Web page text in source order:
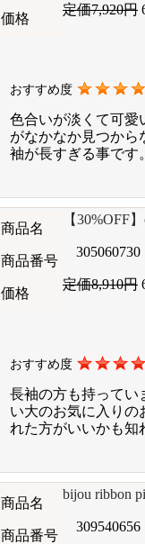
価格
定価7,920円
おすすめ度
色合いが淡くて可愛
がなかなか見つから
袖が長すぎる事です
商品名
【30%OFF
商品番号
305060730
価格
定価8,910円
おすすめ度
長袖の方も持ってい
い大のお気に入りの
れた方がいいかも知
商品名
bijou ribbon
商品番号
309540656